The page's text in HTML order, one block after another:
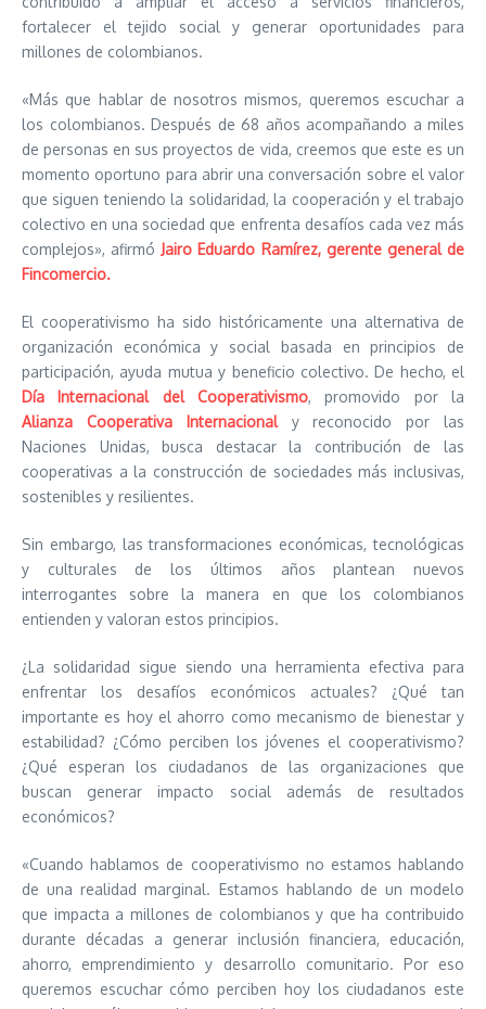
fortalecer el tejido social y generar oportunidades para
millones de colombianos.
«Más que hablar de nosotros mismos, queremos escuchar a
los colombianos. Después de 68 años acompañando a miles
de personas en sus proyectos de vida, creemos que este es un
momento oportuno para abrir una conversación sobre el valor
que siguen teniendo la solidaridad, la cooperación y el trabajo
colectivo en una sociedad que enfrenta desafíos cada vez más
complejos», afirmó Jairo Eduardo Ramírez, gerente general de
Fincomercio.
El cooperativismo ha sido históricamente una alternativa de
organización económica y social basada en principios de
participación, ayuda mutua y beneficio colectivo. De hecho, el
Día Internacional del Cooperativismo, promovido por la
Alianza Cooperativa Internacional
y reconocido por las
Naciones Unidas, busca destacar la contribución de las
cooperativas a la construcción de sociedades más inclusivas,
sostenibles y resilientes.
Sin embargo, las transformaciones económicas, tecnológicas
y culturales de los últimos años plantean nuevos
interrogantes sobre la manera en que los colombianos
entienden y valoran estos principios.
¿La solidaridad sigue siendo una herramienta efectiva para
enfrentar los desafíos económicos actuales? ¿Qué tan
importante es hoy el ahorro como mecanismo de bienestar y
estabilidad? ¿Cómo perciben los jóvenes el cooperativismo?
¿Qué esperan los ciudadanos de las organizaciones que
buscan generar impacto social además de resultados
económicos?
«Cuando hablamos de cooperativismo no estamos hablando
de una realidad marginal. Estamos hablando de un modelo
que impacta a millones de colombianos y que ha contribuido
durante décadas a generar inclusión financiera, educación,
ahorro, emprendimiento y desarrollo comunitario. Por eso
queremos escuchar cómo perciben hoy los ciudadanos este